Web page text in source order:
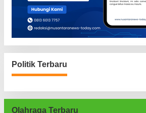
Politik Terbaru
Olahraga Terbaru